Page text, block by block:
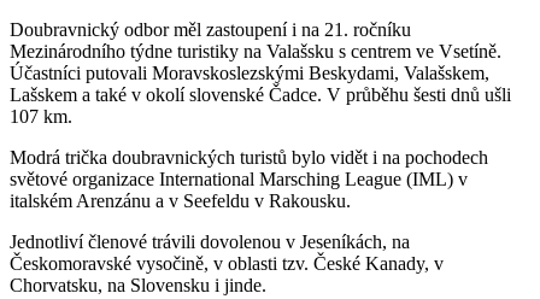
Doubravnický odbor měl zastoupení i na 21. ročníku
Mezinárodního týdne turistiky na Valašsku s centrem ve Vsetíně.
Účastníci putovali Moravskoslezskými Beskydami, Valašskem,
Lašskem a také v okolí slovenské Čadce. V průběhu šesti dnů ušli
107 km.
Modrá trička doubravnických turistů bylo vidět i na pochodech
světové organizace International Marsching League (IML) v
italském Arenzánu a v Seefeldu v Rakousku.
Jednotliví členové trávili dovolenou v Jeseníkách, na
Českomoravské vysočině, v oblasti tzv. České Kanady, v
Chorvatsku, na Slovensku i jinde.